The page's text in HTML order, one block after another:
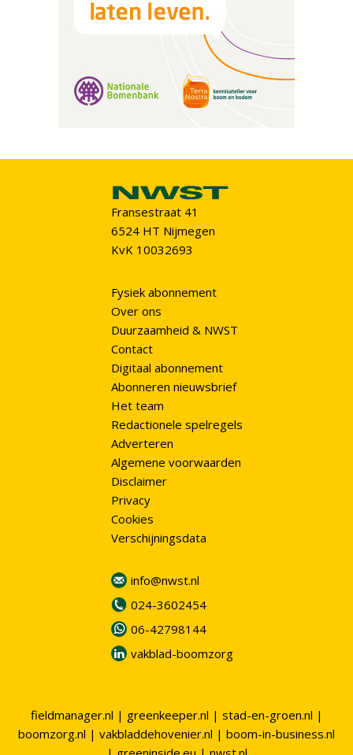
Fransestraat 41
6524 HT Nijmegen
KvK 10032693
Fysiek abonnement
Over ons
Duurzaamheid & NWST
Contact
Digitaal abonnement
Abonneren nieuwsbrief
Het team
Redactionele spelregels
Adverteren
Algemene voorwaarden
Disclaimer
Privacy
Cookies
Verschijningsdata
info@nwst.nl
024-3602454
06-42798144
vakblad-boomzorg
fieldmanager.nl | greenkeeper.nl | stad-en-groen.nl |
boomzorg.nl | vakbladdehovenier.nl | boom-in-business.nl